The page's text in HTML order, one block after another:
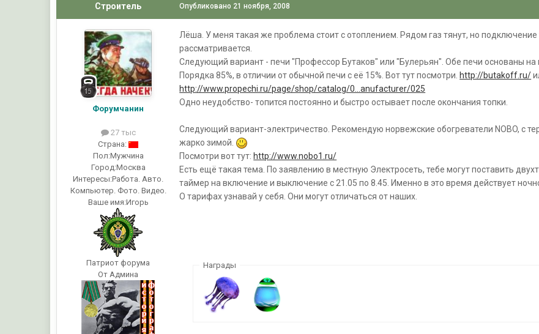
Строитель
Форумчанин
27 тыс
Страна:
Пол:Мужчина
Город:Москва
Интересы:Работа. Авто.
Компьютер. Фото. Видео.
Ваше имя:Игорь
Патриот форума
От Админа
Опубликовано 21 ноября, 2008
Лёша. У меня такая же проблема стоит с отоплением. Рядом газ тянут, но
рассматривается.
Следующий вариант - печи "Профессор Бутаков" или "Булерьян". Обе печи основаны на
Порядка 85%, в отличии от обычной печи с её 15%. Вот тут посмотри. http://butakoff.ru/
http://www.propechi.ru/page/shop/catalog/0...anufacturer/025
Одно неудобство- топится постоянно и быстро остывает после окончания топки.
Следующий вариант-электричество. Рекомендую норвежские обогреватели NOBO, с
жарко зимой.
Посмотри вот тут: http://www.nobo1.ru/
Есть ещё такая тема. По заявлению в местную Электросеть, тебе могут поставить
таймер на включение и выключение с 21.05 по 8.45. Именно в это время действует
О тарифах узнавай у себя. Они могут отличаться от наших.
Награды